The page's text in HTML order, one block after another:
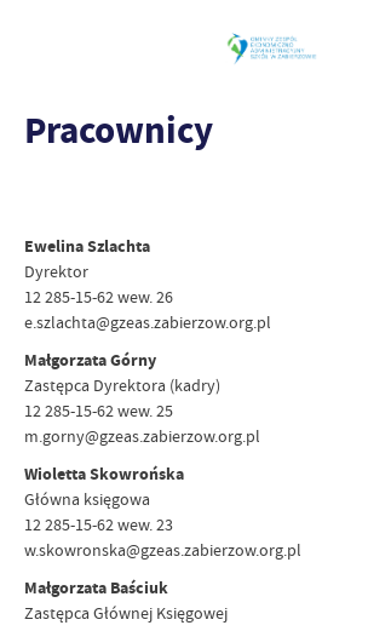
Pracownicy
Ewelina Szlachta
Dyrektor
12 285-15-62 wew. 26
e.szlachta@gzeas.zabierzow.org.pl
Małgorzata Górny
Zastępca Dyrektora (kadry)
12 285-15-62 wew. 25
m.gorny@gzeas.zabierzow.org.pl
Wioletta Skowrońska
Główna księgowa
12 285-15-62 wew. 23
w.skowronska@gzeas.zabierzow.org.pl
Małgorzata Baściuk
Zastępca Głównej Księgowej